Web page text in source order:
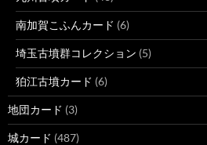
南加賀こふんカード (6)
埼玉古墳群コレクション (5)
狛江古墳カード (6)
地団カード (3)
城カード (487)